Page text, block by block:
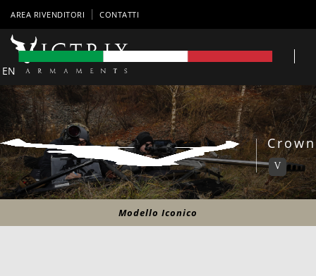
AREA RIVENDITORI CONTATTI
EN
Crown
V
Modello Iconico